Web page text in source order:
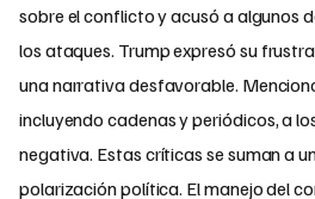
sobre el conflicto y acusó a algunos
los ataques. Trump expresó su
una narrativa desfavorable.
incluyendo cadenas y periódicos, a
negativa. Estas críticas se suman a
polarización política. El manejo del